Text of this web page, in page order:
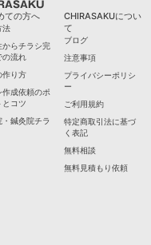
ての方へ
法
からチラシ完
の流れ
作り方
作成依頼のポ
とコツ
・鍼灸院チラ
CHIRASAKUについ
て
ブログ
注意事項
プライバシーポリシ
ー
ご利用規約
特定商取引法に基づ
く表記
無料相談
無料見積もり依頼